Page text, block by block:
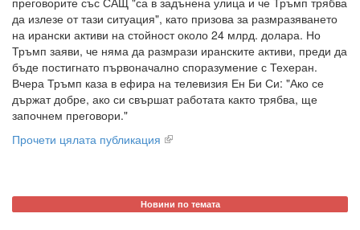
да излезе от тази ситуация", като призова за размразяването
на ирански активи на стойност около 24 млрд. долара. Но
Тръмп заяви, че няма да размрази иранските активи, преди да
бъде постигнато първоначално споразумение с Техеран.
Вчера Тръмп каза в ефира на телевизия Ен Би Си: "Ако се
държат добре, ако си свършат работата както трябва, ще
започнем преговори."
Прочети цялата публикация
Новини по темата